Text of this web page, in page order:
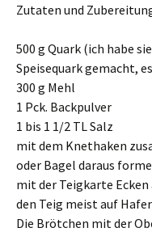
Zutaten und
500 g Quark (ich habe
Speisequark gemacht,
300 g Mehl
1 Pck. Backpulver
1 bis 1 1/2 TL Salz
mit dem Knethaken
oder Bagel daraus
mit der Teigkarte
den Teig meist auf
Die Brötchen mit der